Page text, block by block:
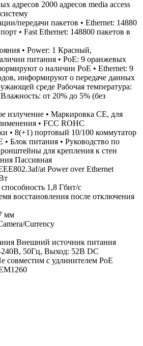
адресов 2000 адресов media access
передачи пакетов • Ethernet: 14880
• Fast Ethernet: 148800 пакетов в
• Power: 1 Красный,
питания • PoE: 9 оранжевых
о наличии PoE • Ethernet: 9
информируют о передаче данных
среде Рабочая температура:
от 20% до 5% (без
излучение • Маркировка CE, для
• FCC ROHC
• 8(+1) портовый 10/100 коммутатор
• Блок питания • Руководство по
для крепления к стен
Пассивная
at Power over Ethernet
1,8 Гбит/с
восстановления после отключения
мм
Currency
Внешний источник питания
50Гц, Выход: 52В DC
совместим с удлинителем PoE